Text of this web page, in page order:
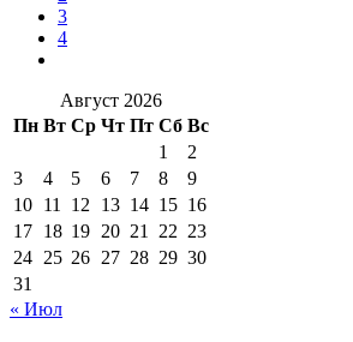
3
4
Август 2026
Пн Вт Ср Чт Пт Сб Вс
1
2
3
4 5 6 7 8
9
10 11 12 13 14 15 16
17 18 19 20 21 22 23
24 25 26 27 28 29 30
31
« Июл